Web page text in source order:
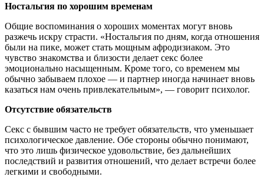
Ностальгия по хорошим временам
Общие воспоминания о хороших моментах могут вновь
разжечь искру страсти. «Ностальгия по дням, когда отношения
были на пике, может стать мощным афродизиаком. Это
чувство знакомства и близости делает секс более
эмоционально насыщенным. Кроме того, со временем мы
обычно забываем плохое — и партнер иногда начинает вновь
казаться нам очень привлекательным», — говорит психолог.
Отсутствие обязательств
Секс с бывшим часто не требует обязательств, что уменьшает
психологическое давление. Обе стороны обычно понимают,
что это лишь физическое удовольствие, без дальнейших
последствий и развития отношений, что делает встречи более
легкими и свободными.